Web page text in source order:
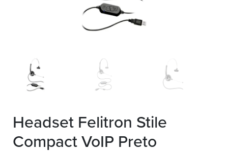
Headset Felitron Stile
Compact VoIP Preto